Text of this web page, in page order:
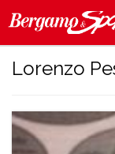
Lorenzo